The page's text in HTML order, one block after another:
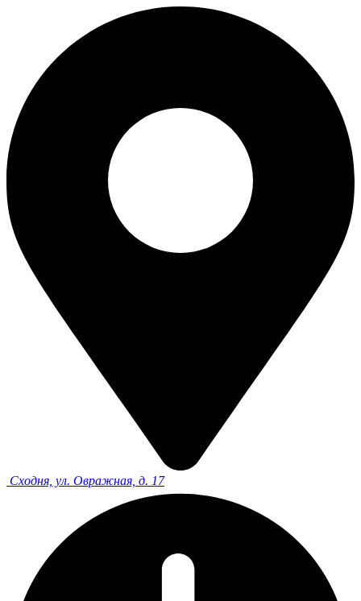
Сходня, ул. Овражная, д. 17